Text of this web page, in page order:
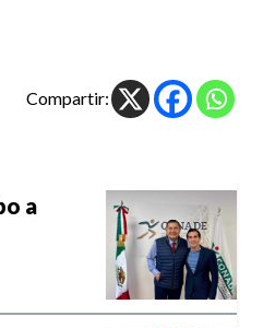
Compartir:
a